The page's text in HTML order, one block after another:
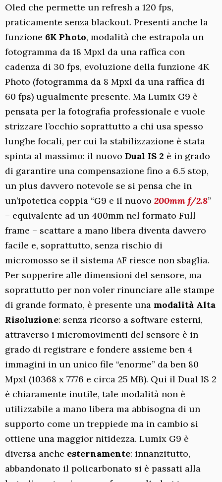
Oled che permette un refresh a 120 fps,
praticamente senza blackout. Presenti anche la
funzione 6K Photo, modalità che estrapola un
fotogramma da 18 Mpxl da una raffica con
cadenza di 30 fps, evoluzione della funzione 4K
Photo (fotogramma da 8 Mpxl da una raffica di
60 fps) ugualmente presente. Ma Lumix G9 è
pensata per la fotografia professionale e vuole
strizzare l’occhio soprattutto a chi usa spesso
lunghe focali, per cui la stabilizzazione è stata
spinta al massimo: il nuovo Dual IS 2 è in grado
di garantire una compensazione fino a 6.5 stop,
un plus davvero notevole se si pensa che in
un’ipotetica coppia “G9 e il nuovo 200mm f/2.8”
– equivalente ad un 400mm nel formato Full
frame – scattare a mano libera diventa davvero
facile e, soprattutto, senza rischio di
micromosso se il sistema AF riesce non sbaglia.
Per sopperire alle dimensioni del sensore, ma
soprattutto per non voler rinunciare alle stampe
di grande formato, è presente una modalità Alta
Risoluzione: senza ricorso a software esterni,
attraverso i micromovimenti del sensore è in
grado di registrare e fondere assieme ben 4
immagini in un unico file “enorme” da ben 80
Mpxl (10368 x 7776 e circa 25 MB). Qui il Dual IS 2
è chiaramente inutile, tale modalità non è
utilizzabile a mano libera ma abbisogna di un
supporto come un treppiede ma in cambio si
ottiene una maggior nitidezza. Lumix G9 è
diversa anche esternamente: innanzitutto,
abbandonato il policarbonato si è passati alla